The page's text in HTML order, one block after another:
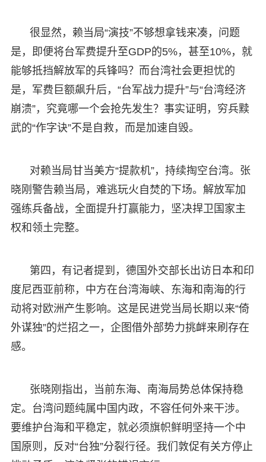
很显然，赖当局“演技”不够想拿钱来凑，问题
是，即便将台军费提升至GDP的5%，甚至10%，就
能够抵挡解放军的兵锋吗？而台湾社会更担忧的
是，军费巨额飙升后，“台军战力提升”与“台湾经济
崩溃”，究竟哪一个会抢先发生？事实证明，穷兵黩
武的“作字诀”不是自救，而是加速自毁。
对赖当局甘当美方“提款机”，持续掏空台湾。张
晓刚警告赖当局，难逃玩火自焚的下场。解放军加
强练兵备战，全面提升打赢能力，坚决捍卫国家主
权和领土完整。
第四，有记者提到，德国外交部长出访日本和印
度尼西亚前称，中方在台湾海峡、东海和南海的行
动将对欧洲产生影响。这是民进党当局长期以来“倚
外谋独”的烂招之一，企图借外部势力挑衅来刷存在
感。
张晓刚指出，当前东海、南海局势总体保持稳
定。台湾问题纯属中国内政，不容任何外来干涉。
要维护台海和平稳定，就必须旗帜鲜明坚持一个中
国原则，反对“台独”分裂行径。我们敦促有关方停止